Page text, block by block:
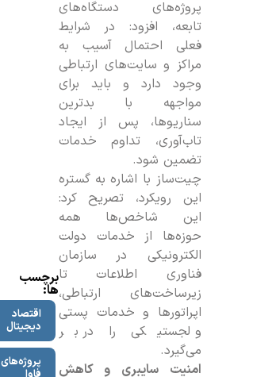
پروژه‌های دستگاه‌های
تابعه، افزود: در شرایط
فعلی احتمال آسیب به
مراکز و سایت‌های ارتباطی
وجود دارد و باید برای
مواجهه با بدترین
سناریوها، پس از ایجاد
تاب‌آوری، تداوم خدمات
تضمین شود.
چیت‌ساز با اشاره به گستره
این رویکرد، تصریح کرد:
این شاخص‌ها همه
حوزه‌ها از خدمات دولت
الکترونیکی در سازمان
فناوری اطلاعات تا
زیرساخت‌های ارتباطی،
اپراتورها و خدمات پستی
و لجستیکی را در بر
می‌گیرد.
امنیت سایبری و کاهش
برچسب
ها:
اقتصاد
دیجیتال
پروژه‌های